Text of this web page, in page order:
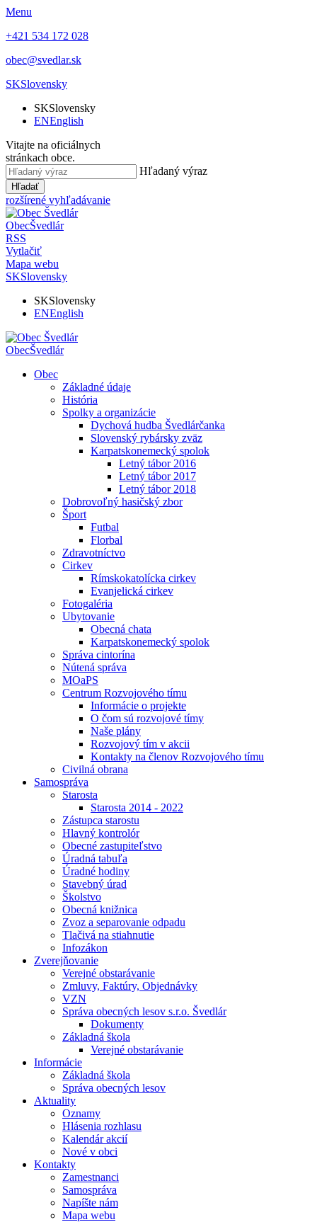
Menu
+421 534 172 028
obec@svedlar.sk
SKSlovensky
SKSlovensky
ENEnglish
Vitajte na oficiálnych
stránkach obce.
Hľadaný výraz
Hľadať
rozšírené vyhľadávanie
ObecŠvedlár
RSS
Vytlačiť
Mapa webu
SKSlovensky
SKSlovensky
ENEnglish
ObecŠvedlár
Obec
Základné údaje
História
Spolky a organizácie
Dychová hudba Švedlárčanka
Slovenský rybársky zväz
Karpatskonemecký spolok
Letný tábor 2016
Letný tábor 2017
Letný tábor 2018
Dobrovoľný hasičský zbor
Šport
Futbal
Florbal
Zdravotníctvo
Cirkev
Rímskokatolícka cirkev
Evanjelická cirkev
Fotogaléria
Ubytovanie
Obecná chata
Karpatskonemecký spolok
Správa cintorína
Nútená správa
MOaPS
Centrum Rozvojového tímu
Informácie o projekte
O čom sú rozvojové tímy
Naše plány
Rozvojový tím v akcii
Kontakty na členov Rozvojového tímu
Civilná obrana
Samospráva
Starosta
Starosta 2014 - 2022
Zástupca starostu
Hlavný kontrolór
Obecné zastupiteľstvo
Úradná tabuľa
Úradné hodiny
Stavebný úrad
Školstvo
Obecná knižnica
Zvoz a separovanie odpadu
Tlačivá na stiahnutie
Infozákon
Zverejňovanie
Verejné obstarávanie
Zmluvy, Faktúry, Objednávky
VZN
Správa obecných lesov s.r.o. Švedlár
Dokumenty
Základná škola
Verejné obstarávanie
Informácie
Základná škola
Správa obecných lesov
Aktuality
Oznamy
Hlásenia rozhlasu
Kalendár akcií
Nové v obci
Kontakty
Zamestnanci
Samospráva
Napíšte nám
Mapa webu